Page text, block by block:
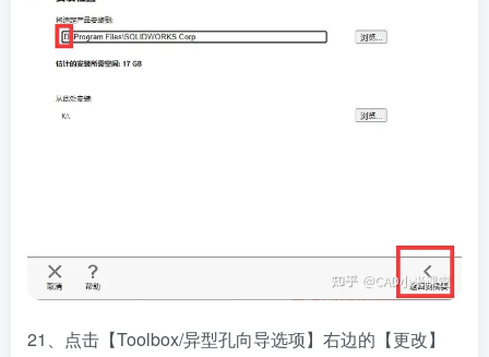
21、点击【Toolbox/异型孔向导选项】右边的【更改】